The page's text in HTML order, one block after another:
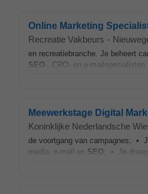
Online Marketing
Recreatie Vakbeurs -
en recreatiebranche. Je beheert
SEO-, CRO- en e-
Meewerkstage Digital
Koninklijke Nederlandsche
de voortgang van campagnes; •
media, e-mail en SEO; • Je